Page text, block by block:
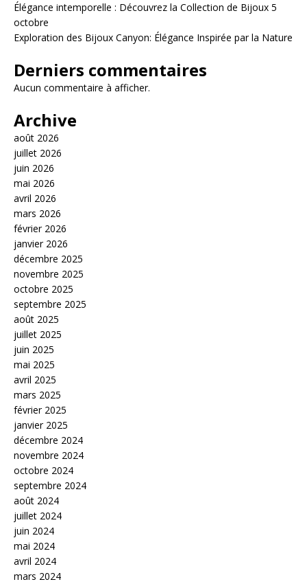
Élégance intemporelle : Découvrez la Collection de Bijoux 5
octobre
Exploration des Bijoux Canyon: Élégance Inspirée par la Nature
Derniers commentaires
Aucun commentaire à afficher.
Archive
août 2026
juillet 2026
juin 2026
mai 2026
avril 2026
mars 2026
février 2026
janvier 2026
décembre 2025
novembre 2025
octobre 2025
septembre 2025
août 2025
juillet 2025
juin 2025
mai 2025
avril 2025
mars 2025
février 2025
janvier 2025
décembre 2024
novembre 2024
octobre 2024
septembre 2024
août 2024
juillet 2024
juin 2024
mai 2024
avril 2024
mars 2024